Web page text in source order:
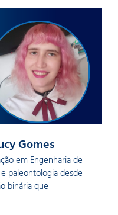
Gomes
em Engenharia de
paleontologia desde
binária que